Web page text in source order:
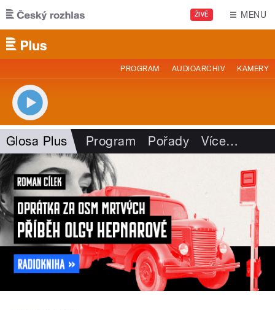
Přejít k hlavnímu obsahu
ŽIVĚ MENU
PROGRAM AUDIOARCHIV KAMERY
Glosa Plus Program Pořady Více…